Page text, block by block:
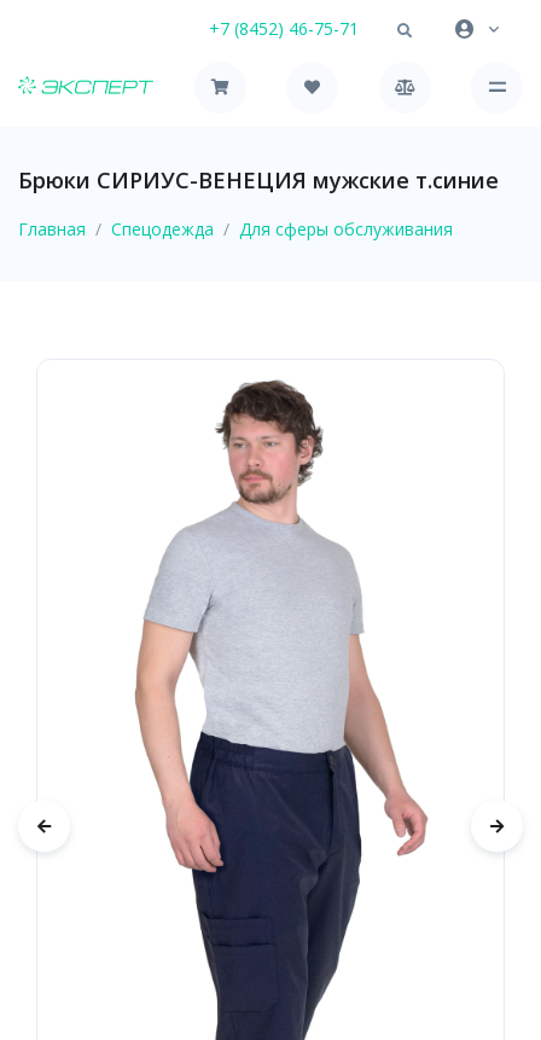
+7 (8452) 46-75-71
Брюки СИРИУС-ВЕНЕЦИЯ мужские т.синие
Главная Спецодежда Для сферы обслуживания